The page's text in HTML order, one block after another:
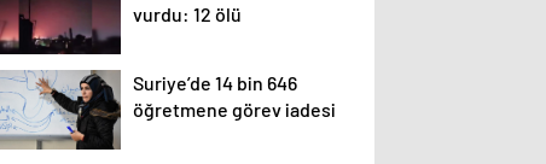
vurdu: 12 ölü
Suriye’de 14 bin 646
öğretmene görev iadesi